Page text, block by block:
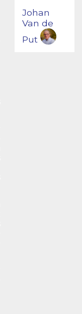
Johan
Van de
Put